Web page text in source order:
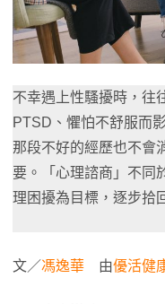
不幸遇上性騷擾時，往
PTSD、懼怕不舒服而
那段不好的經歷也不會
要。「心理諮商」不同
理困擾為目標，逐步拾
文／馮逸華 由優活健